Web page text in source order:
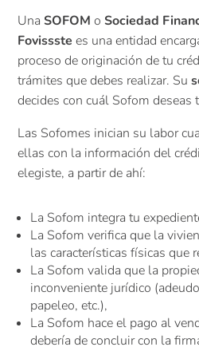
UnaSOFOM oSociedad
Fovissstees una entidad
proceso de originación de tu
trámites que debes realizar. Su
decides con cuál Sofom deseas
Las Sofomes inician su labor
ellas con la información del
elegiste, a partir de ahí:
La Sofom integra tu
La Sofom verifica que la
las características físicas que
La Sofom valida que la
inconveniente jurídico
papeleo, etc.),
La Sofom hace el pago al
debería de concluir con la